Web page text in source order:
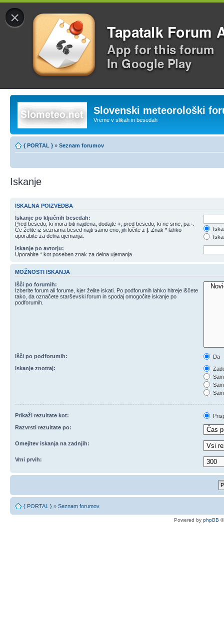
×
Tapatalk Forum
App for this forum
In Google Play
Slovenski meteorološki
Vreme v slikah in besedah
{ PORTAL } » Seznam forumov
Iskanje
ISKALNA POIZVEDBA
Iskanje po ključnih besedah:
Pred besedo, ki mora biti najdena, dodajte + , pred besedo, ki ne sme, pa -
Če želite iz seznama besed najti samo eno, jih ločite z | . Znak * lahko
uporabite za delna ujemanja.
Iskanje po avtorju:
Uporabite * kot poseben znak za delna ujemanja.
MOŽNOSTI ISKANJA
Išči po forumih:
Izberite forum ali forume, kjer želite iskati. Po podforumih lahko hitreje iščete
tako, da označete starševski forum in spodaj omogočite iskanje po
podforumih.
Išči po podforumih:
Da
Iskanje znotraj:
Prikaži rezultate kot:
Razvrsti rezultate po:
Omejitev iskanja na zadnjih:
Vrni prvih:
{ PORTAL } » Seznam forumov
Powered by phpBB